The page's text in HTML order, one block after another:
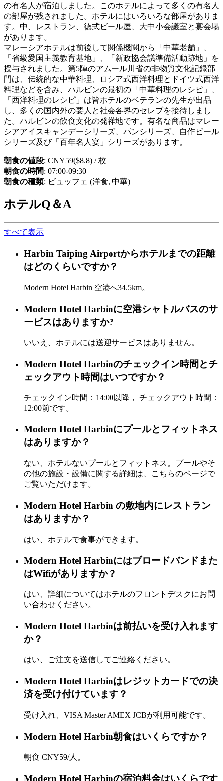
の有名人が宿泊しました。このホテルによって多くの有名人
の部屋が残されました。ホテルにはいろいろな部屋がありま
す。中、レストラン、徳式ビール屋、大中小会議室と宴会場
があります。
マレーシアホテルは前後して関係機関から「中華老舗」、
「省級愛国主義教育基地」、「新政協会議準備活動跡地」を
授与されました。第5陣のアムール川省の非物質文化記録部
門は、伝統的な中華料理、ロシア式西洋料理とドイツ式西洋
料理などを含み、ハルビンの最初の「中華料理のレシピ」、
「西洋料理のレシピ」は皆ホテルのベテランの先生が出品
し、多くの国内外の要人と社会各界のセレブを接待しまし
た。ハルビンの飲食文化の発祥地です。有名な商品はマレー
シアアイスキャンデーシリーズ、パンシリーズ、自作ビール
シリーズ及び「百年名人宴」シリーズがあります。
朝食の値段: CNY59($8.8) / 枚
朝食の時間: 07:00-09:30
朝食の種類: ビュッフェ (洋食, 中華)
ホテルQ＆A
すべて表示
Harbin Taiping Airportからホテルまでの距離
はどのくらいですか？
Modern Hotel Harbin 空港へ34.5km。
Modern Hotel Harbinに空港シャトルバスのサ
ービスはありますか?
いいえ、ホテルには送迎サービスはありません。
Modern Hotel Harbinのチェックイン時間とチ
ェックアウト時間はいつですか？
チェックイン時間：14:00以降， チェックアウト時間：
12:00前です。
Modern Hotel Harbinにプールとフィットネス
はありますか？
ない、ホテルないプールとフィットネス。プールやそ
の他の施設・設備に関する詳細は、こちらのページで
ご覧いただけます。
Modern Hotel Harbin の敷地内にレストラン
はありますか？
はい、ホテルで食事ができます。
Modern Hotel Harbinにはブロードバンドまた
はWifiがありますか？
はい、詳細についてはホテルのフロントデスクにお問
い合わせください。
Modern Hotel Harbinは前払いを受け入れます
か？
はい、ご注文を送信してご連絡ください。
Modern Hotel Harbinはレジットカードでの決
済を受け付けています？
受け入れ、VISA Master AMEX JCBが利用可能です。
Modern Hotel Harbin朝食はいくらですか？
朝食 CNY59/人。
Modern Hotel Harbinの宿泊料金はいくらです